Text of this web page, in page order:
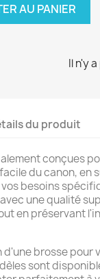
AU PANIER
Il n'y
du produit
conçues
du canon, en
besoins
une qualité
en préservant
d'une brosse pour
sont